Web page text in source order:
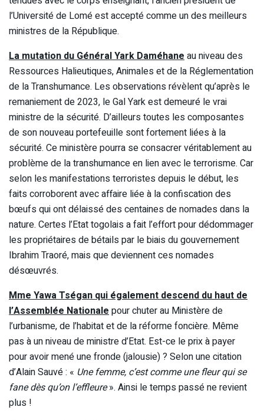
l’Université de Lomé est accepté comme un des meilleurs
ministres de la République.
La mutation du Général Yark Daméhaneau niveau des
Ressources Halieutiques, Animales et de la Réglementation
de la Transhumance. Les observations révèlent qu’après le
remaniement de 2023, le Gal Yark est demeuré le vrai
ministre de la sécurité. D’ailleurs toutes les composantes
de son nouveau portefeuille sont fortement liées à la
sécurité. Ce ministère pourra se consacrer véritablement au
problème de la transhumance en lien avec le terrorisme. Car
selon les manifestations terroristes depuis le début, les
faits corroborent avec affaire liée à la confiscation des
bœufs qui ont délaissé des centaines de nomades dans la
nature. Certes l’Etat togolais a fait l’effort pour dédommager
les propriétaires de bétails par le biais du gouvernement
Ibrahim Traoré, mais que deviennent ces nomades
désœuvrés.
Mme Yawa Tségan qui également descend du haut de
l’Assemblée Nationalepour chuter au Ministère de
l’urbanisme, de l’habitat et de la réforme foncière. Même
pas à un niveau de ministre d’Etat. Est-ce le prix à payer
pour avoir mené une fronde (jalousie) ? Selon une citation
d’Alain Sauvé : « Une femme, c’est comme une fleur qui se
fane dès qu’on l’effleure». Ainsi le temps passé ne revient
plus !